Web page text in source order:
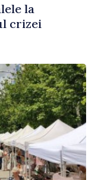
la
crizei